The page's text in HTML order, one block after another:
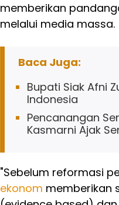
memberikan
melalui media massa.
Baca Juga:
Bupati Siak Afni
Indonesia
Pencanangan
Kasmarni Ajak
"Sebelum reformasi
ekonom memberikan